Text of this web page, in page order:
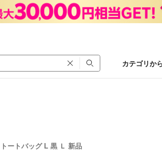
カテゴリか
ートバッグ L 黒 Ｌ 新品